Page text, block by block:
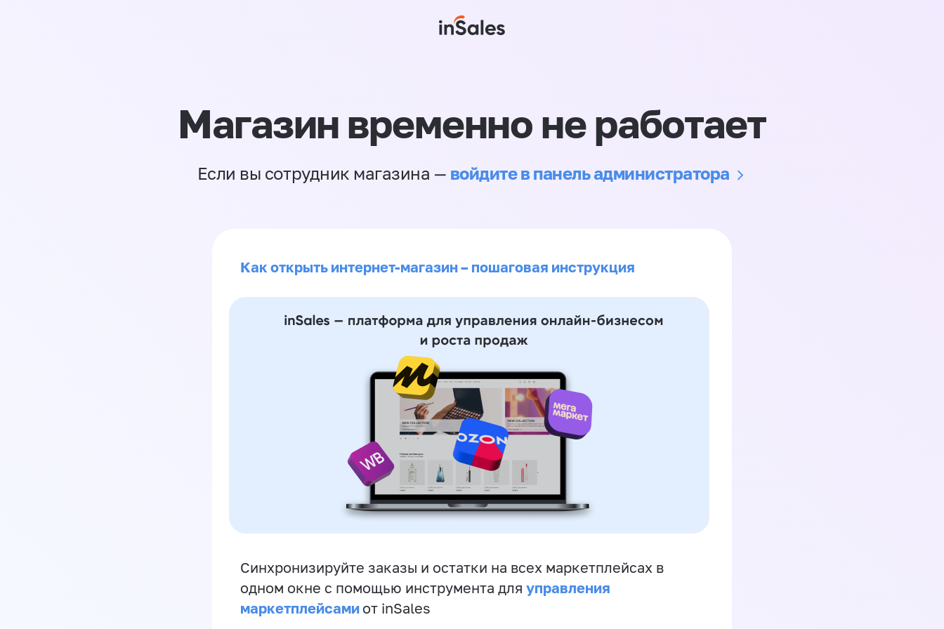
Магазин временно не работает
Если вы сотрудник магазина — войдите в панель администратора
Как открыть интернет-магазин – пошаговая инструкция
Синхронизируйте заказы и остатки на всех маркетплейсах в
одном окне с помощью инструмента для управления
маркетплейсами от inSales